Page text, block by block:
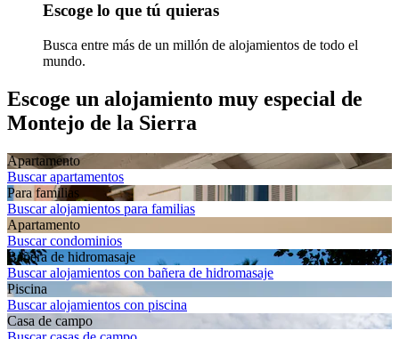
Escoge lo que tú quieras
Busca entre más de un millón de alojamientos de todo el
mundo.
Escoge un alojamiento muy especial de
Montejo de la Sierra
Apartamento
Buscar apartamentos
Para familias
Buscar alojamientos para familias
Apartamento
Buscar condominios
Bañera de hidromasaje
Buscar alojamientos con bañera de hidromasaje
Piscina
Buscar alojamientos con piscina
Casa de campo